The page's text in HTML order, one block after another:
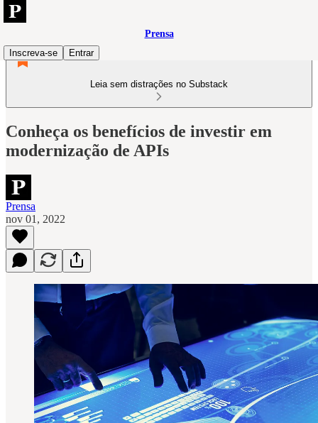
Prensa
Inscreva-se
Entrar
Leia sem distrações no Substack
Conheça os benefícios de investir em
modernização de APIs
Prensa
nov 01, 2022